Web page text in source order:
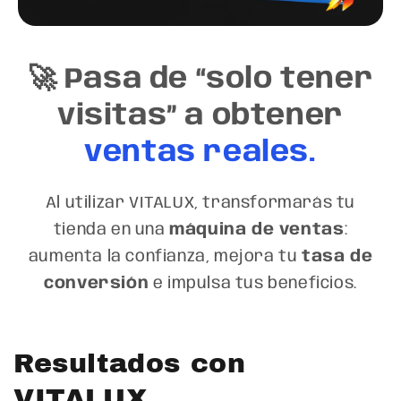
🚀 Pasa de “solo tener
visitas” a obtener
ventas reales.
Al utilizar VITALUX, transformarás tu
tienda en una máquina de ventas:
aumenta la confianza, mejora tu tasa de
conversión e impulsa tus beneficios.
Resultados con